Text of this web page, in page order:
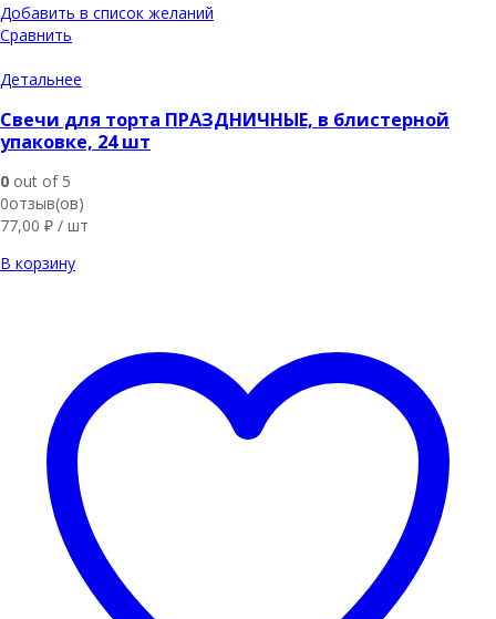
Добавить в список желаний
Сравнить
Детальнее
Свечи для торта ПРАЗДНИЧНЫЕ, в блистерной
упаковке, 24 шт
0 out of 5
0отзыв(ов)
77,00 ₽ / шт
В корзину